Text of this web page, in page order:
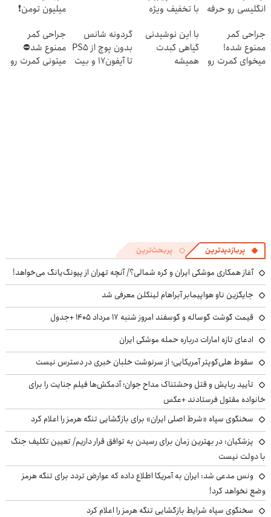
انگلیسی رو حرفه
با تخفیف ویژه
میلیون تومن❗
جراحی کمر
ممنوع شده!
میخوای کمرت رو
با این نوشیدنی
گیاهی کبدت
همیشه
گردونه شانس
بدون پوچ از PS5
تا آیفون17 و بیت
جراحی کمر
ممنوع شد⛔
میتونی کمرت رو
پربازدیدترین پربحث‌ترین
آغاز همکاری موشکی ایران و کره شمالی؟/ آنچه تهران از پیونگ‌یانگ می‌خواهد!
جایگزین ناو هواپیمابر آبراهام لینکلن معرفی شد
قیمت گوشت گوساله و گوسفند امروز شنبه ۱۷ مرداد ۱۴۰۵ +جدول
ادعای تازه امارات درباره حمله موشکی ایران
سقوط هلی‌کوپتر آمریکایی؛ از سرنوشت خلبان خبری در دسترس نیست
تأیید ربایش و قتل وحشتناک مداح جوان؛ آدمکش‌ها فیلم جنایت را برای
خانواده مقتول فرستادند +عکس
سخنگوی سپاه «شرط اصلی ایران» برای بازگشایی تنگه هرمز را اعلام کرد
پزشکیان‌: در بهترین زمان برای رسیدن به توافق قرار داریم/ تعیین تکلیف جنگ
با دولت نیست
ونس مدعی شد: ایران به آمریکا اطلاع داده که عوارض تردد برای تنگه هرمز
وضع نخواهد کرد!
سخنگوی سپاه شرایط بازگشایی تنگه هرمز را اعلام کرد